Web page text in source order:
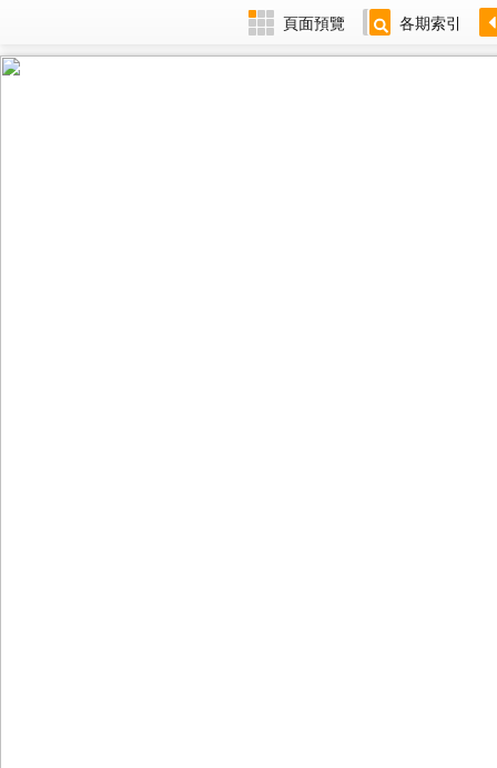
頁面預覽 各期索引